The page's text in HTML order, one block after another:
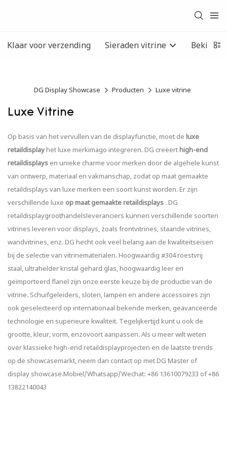
Klaar voor verzending Sieraden vitrine Bekijk
DG Display Showcase Producten Luxe vitrine
Luxe Vitrine
Op basis van het vervullen van de displayfunctie, moet de luxe
retaildisplayhet luxe merkimago integreren. DG creëerthigh-end
retaildisplays en unieke charme voor merken door de algehele kunst
van ontwerp, materiaal en vakmanschap, zodat op maat gemaakte
retaildisplays van luxe merken een soort kunst worden. Er zijn
verschillende luxe op maat gemaakte retaildisplays . DG
retaildisplaygroothandelsleveranciers kunnen verschillende soorten
vitrines leveren voor displays, zoals frontvitrines, staande vitrines,
wandvitrines, enz. DG hecht ook veel belang aan de kwaliteitseisen
bij de selectie van vitrinematerialen. Hoogwaardig #304 roestvrij
staal, ultrahelder kristal gehard glas, hoogwaardig leer en
geïmporteerd flanel zijn onze eerste keuze bij de productie van de
vitrine. Schuifgeleiders, sloten, lampen en andere accessoires zijn
ook geselecteerd op internationaal bekende merken, geavanceerde
technologie en superieure kwaliteit. Tegelijkertijd kunt u ook de
grootte, kleur, vorm, enzovoort aanpassen. Als u meer wilt weten
over klassieke high-end retaildisplayprojecten en de laatste trends
op de showcasemarkt, neem dan contact op met DG Master of
display showcase.Mobiel/Whatsapp/Wechat: +86 13610079233 of +86
13822140043